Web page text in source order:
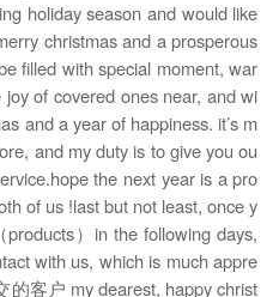
holiday season and would like
christmas and a prosperous
filled with special moment, war
of covered ones near, and wi
and a year of happiness. it’s m
and my duty is to give you ou
the next year is a pro
of us !last but not least, once y
）in the following days,
with us, which is much appre
的客户 my dearest, happy christ